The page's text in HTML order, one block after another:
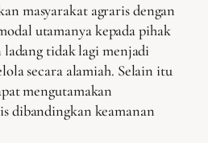
masyarakat agraris dengan
utamanya kepada pihak
tidak lagi menjadi
secara alamiah. Selain itu
mengutamakan
dibandingkan keamanan